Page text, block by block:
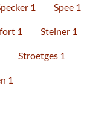
1 Spee 1
1 Steiner 1
Stroetges 1
1